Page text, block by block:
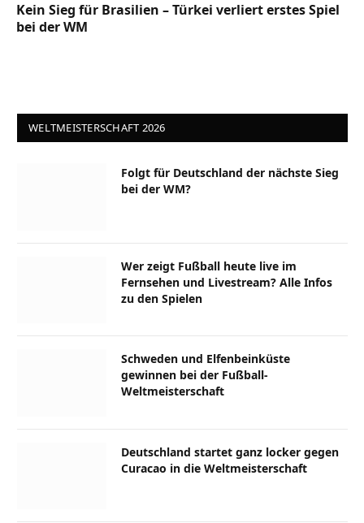
Kein Sieg für Brasilien – Türkei verliert erstes Spiel
bei der WM
WELTMEISTERSCHAFT 2026
Folgt für Deutschland der nächste Sieg
bei der WM?
Wer zeigt Fußball heute live im
Fernsehen und Livestream? Alle Infos
zu den Spielen
Schweden und Elfenbeinküste
gewinnen bei der Fußball-
Weltmeisterschaft
Deutschland startet ganz locker gegen
Curacao in die Weltmeisterschaft